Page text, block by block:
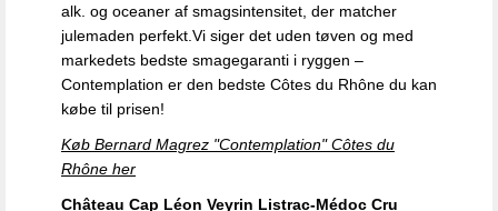
alk. og oceaner af smagsintensitet, der matcher
julemaden perfekt. Vi siger det uden tøven og med
markedets bedste smagegaranti i ryggen –
Contemplation er den bedste Côtes du Rhône du kan
købe til prisen!
Køb Bernard Magrez "Contemplation" Côtes du
Rhône her
Château Cap Léon Veyrin Listrac-Médoc Cru